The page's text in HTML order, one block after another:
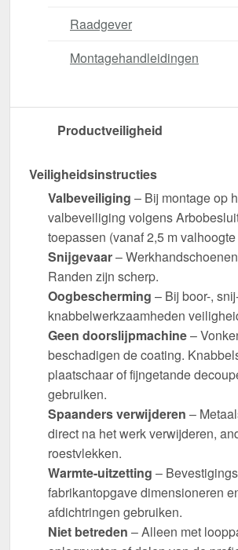
Raadgever
Montagehandleidingen
Productveiligheid
Veiligheidsinstructies
Valbeveiliging – Bij montage op
valbeveiliging volgens
toepassen (vanaf 2,5 m
Snijgevaar–
Randen zijn scherp.
Oogbescherming – Bij boor-,
knabbelwerkzaamheden
Geen doorslijpmachine–
beschadigen de coating.
plaatschaar of fijngetande
gebruiken.
Spaanders verwijderen –
direct na het werk verwijderen,
roestvlekken.
Warmte-uitzetting –
fabrikantopgave dimensioneren
afdichtringen gebruiken.
Niet betreden – Alleen met